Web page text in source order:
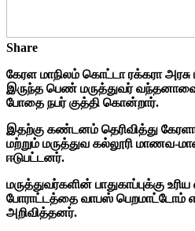
Share
கேரள மாநிலம் கொட்டா ரக்கரா
இருந்த பெண் மருத்துவர்
போதை நபர் குத்தி கொன்றார்.
இதற்கு கண்டனம் தெரிவித்து கேரளா
மற்றும் மருத்துவ கல்லூரி மாணவ-
ஈடுபட்டனர்.
மருத்துவர்களின் பாதுகாப்புக்கு
போராட்டத்தை வாபஸ் பெறமாட்டோம்
அறிவித்தனர்.